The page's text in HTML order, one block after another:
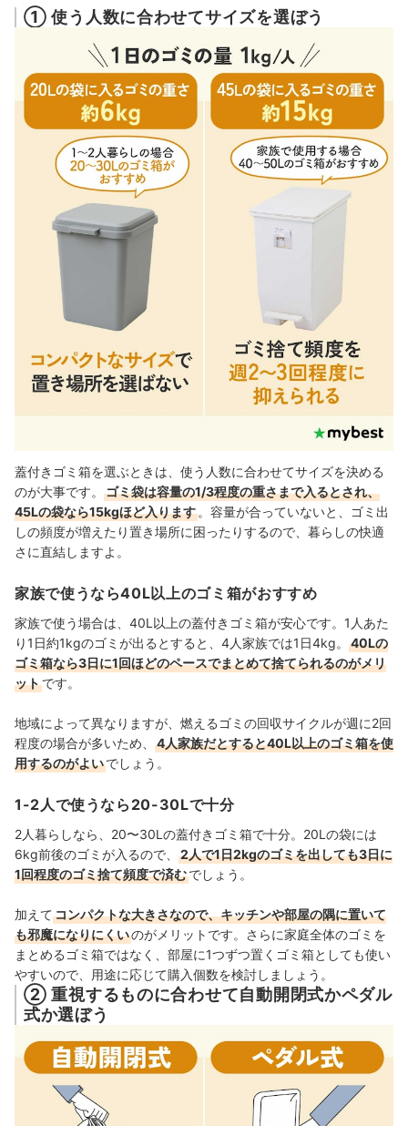
① 使う人数に合わせてサイズを選ぼう
蓋付きゴミ箱を選ぶときは、使う人数に合わせてサイズを決める
のが大事です。
ゴミ袋は容量の1/3程度の重さまで入るとされ、
45Lの袋なら15kgほど入ります 。容量が合っていないと、ゴミ出
しの頻度が増えたり置き場所に困ったりするので、暮らしの快適
さに直結しますよ。
家族で使うなら40L以上のゴミ箱がおすすめ
家族で使う場合は、40L以上の蓋付きゴミ箱が安心です。1人あた
り1日約1kgのゴミが出るとすると、4人家族では1日4kg。
40Lの
ゴミ箱なら3日に1回ほどのペースでまとめて捨てられるのがメリ
ットです。
地域によって異なりますが、燃えるゴミの回収サイクルが週に2回
程度の場合が多いため、
4人家族だとすると40L以上のゴミ箱を使
用するのがよいでしょう。
1-2人で使うなら20-30Lで十分
2人暮らしなら、20〜30Lの蓋付きゴミ箱で十分。20Lの袋には
6kg前後のゴミが入るので、
2人で1日2kgのゴミを出しても3日に
1回程度のゴミ捨て頻度で済むでしょう。
加えてコンパクトな大きさなので、キッチンや部屋の隅に置いて
も邪魔になりにくいのがメリットです。さらに家庭全体のゴミを
まとめるゴミ箱ではなく、部屋に1つずつ置くゴミ箱としても使い
やすいので、用途に応じて購入個数を検討しましょう。
② 重視するものに合わせて自動開閉式かペダル
式か選ぼう